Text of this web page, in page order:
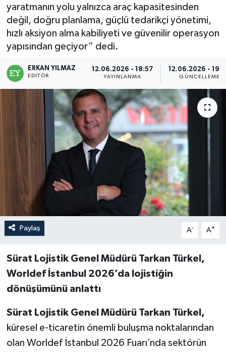
yaratmanın yolu yalnızca araç kapasitesinden
değil, doğru planlama, güçlü tedarikçi yönetimi,
hızlı aksiyon alma kabiliyeti ve güvenilir operasyon
yapısından geçiyor” dedi.
ERKAN YILMAZ
EDITÖR
12.06.2026 - 18:57
YAYINLANMA
12.06.2026 -
GÜNCELLEME
Paylaş A- A+
Sürat Lojistik Genel Müdürü Tarkan Türkel,
Worldef İstanbul 2026’da lojistiğin
dönüşümünü anlattı
Sürat Lojistik Genel Müdürü Tarkan Türkel,
küresel e-ticaretin önemli buluşma noktalarından
olan Worldef İstanbul 2026 Fuarı’nda sektörün